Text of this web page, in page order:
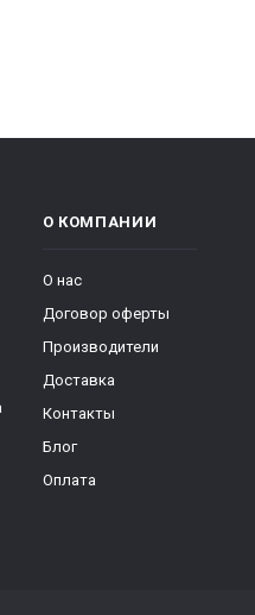
О КОМПАНИИ
О нас
Договор оферты
Производители
Доставка
Контакты
Блог
Оплата